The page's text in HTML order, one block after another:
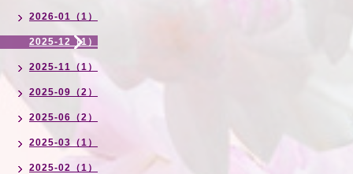
2026-01（1）
2025-12（1）
2025-11（1）
2025-09（2）
2025-06（2）
2025-03（1）
2025-02（1）